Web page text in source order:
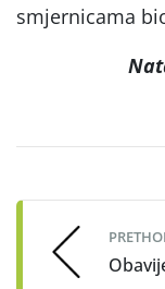
smjernicama
navigation